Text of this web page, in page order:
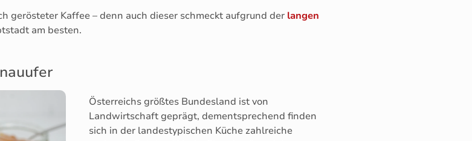
gerösteter Kaffee – denn auch dieser schmeckt aufgrund der langen
am besten.
Österreichs größtes Bundesland ist von
Landwirtschaft geprägt, dementsprechend finden
sich in der landestypischen Küche zahlreiche